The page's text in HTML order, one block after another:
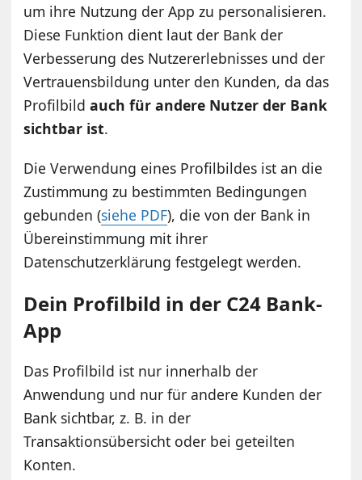
um ihre Nutzung der App zu personalisieren.
Diese Funktion dient laut der Bank der
Verbesserung des Nutzererlebnisses und der
Vertrauensbildung unter den Kunden, da das
Profilbildauch für andere Nutzer der Bank
sichtbar ist.
Die Verwendung eines Profilbildes ist an die
Zustimmung zu bestimmten Bedingungen
gebunden (siehe PDF), die von der Bank in
Übereinstimmung mit ihrer
Datenschutzerklärung festgelegt werden.
Dein Profilbild in der C24 Bank-
App
Das Profilbild ist nur innerhalb der
Anwendung und nur für andere Kunden der
Bank sichtbar, z. B. in der
Transaktionsübersicht oder bei geteilten
Konten.